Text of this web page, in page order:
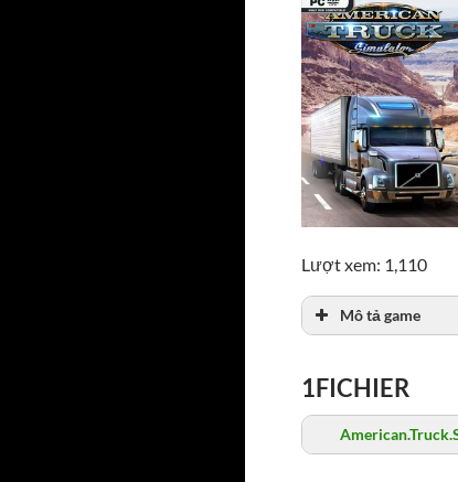
Lượt xem: 1,110
Mô tả game
1FICHIER